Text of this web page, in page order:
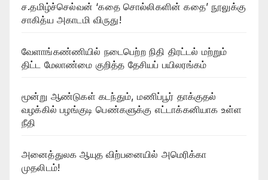
ச.தமிழ்ச்செல்வன் ‘கதை சொல்லிகளின் கதை’ நூலுக்கு
சாகித்ய அகாடமி விருது!
வேளாங்கண்ணியில் நடைபெற்ற நிதி திரட்டல் மற்றும்
திட்ட மேலாண்மை குறித்த தேசியப் பயிலரங்கம்
மூன்று ஆண்டுகள் கடந்தும், மணிப்பூர் தாக்குதல்
வழக்கில் பழங்குடி பெண்களுக்கு எட்டாக்கனியாக உள்ள
நீதி
அனைத்துலக ஆயுத விற்பனையில் அமெரிக்கா
முதலிடம்!